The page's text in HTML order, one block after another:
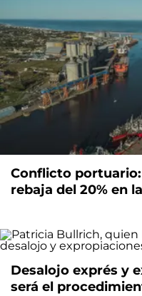
Conflicto
rebaja del 20% en
Desalojo exprés y
será el